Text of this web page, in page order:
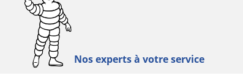
Nos experts à votre service